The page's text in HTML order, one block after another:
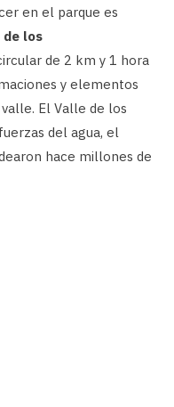
en el parque es
los
de 2 km y 1 hora
y elementos
El Valle de los
del agua, el
hace millones de